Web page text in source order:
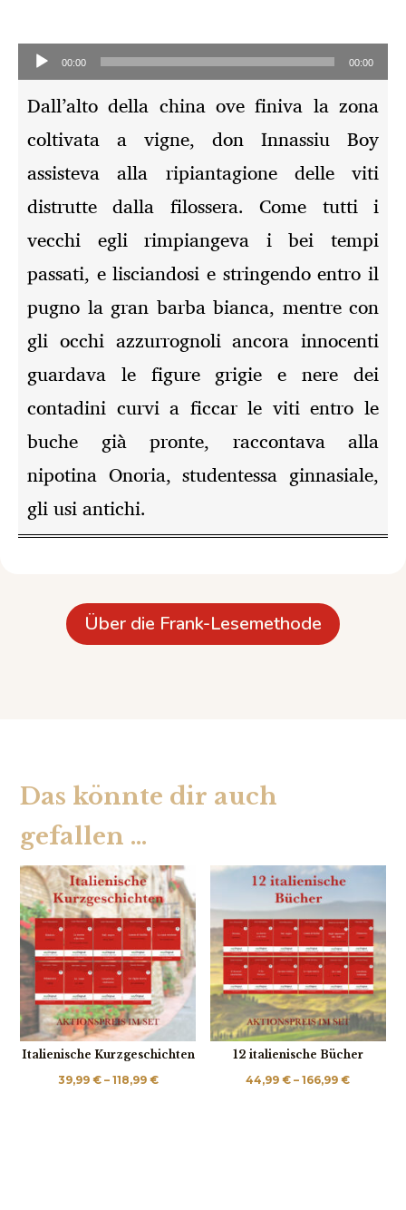
Player00:00 00:00
Dall’alto della china ove finiva la zona
coltivata a vigne, don Innassiu Boy
assisteva alla ripiantagione delle viti
distrutte dalla filossera. Come tutti i
vecchi egli rimpiangeva i bei tempi
passati, e lisciandosi e stringendo entro il
pugno la gran barba bianca, mentre con
gli occhi azzurrognoli ancora innocenti
guardava le figure grigie e nere dei
contadini curvi a ficcar le viti entro le
buche già pronte, raccontava alla
nipotina Onoria, studentessa ginnasiale,
gli usi antichi.
Über die Frank-Lesemethode
Das könnte dir auch
gefallen …
Italienische Kurzgeschichten
39,99 € – 118,99 €Preisspanne:
12 italienische Bücher
44,99€ –166,99€